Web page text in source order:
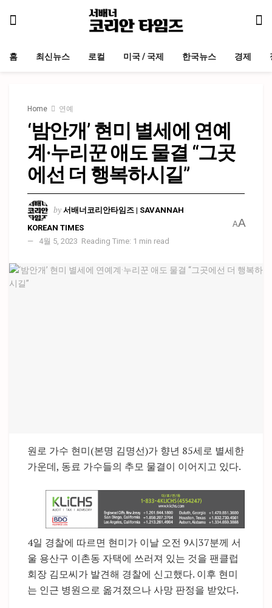
홈 최신뉴스 로컬 미국 / 국제 한국뉴스 경제
Home 연예
‘밤안개’ 현미 별세에 연예
계·누리꾼 애도 물결 “그곳
에선 더 행복하시길”
by 서배너코리안타임즈 | SAVANNAH
KOREAN TIMES
4월 5, 2023 Reading Time: 1 min read
AA
원로 가수 현미(본명 김명선)가 향년 85세로 별세한
가운데, 동료 가수들의 추모 물결이 이어지고 있다.
4일 경찰에 따르면 현미가 이날 오전 9시37분께 서
울 용산구 이촌동 자택에 쓰러져 있는 것을 팬클럽
회장 김모씨가 발견해 경찰에 신고했다. 이후 현미
는 인근 병원으로 옮겨졌으나 사망 판정을 받았다.